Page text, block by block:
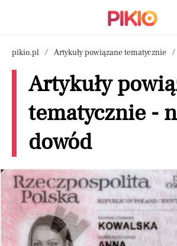
pikio.pl Artykuły powiązane tematycznie
Artykuły
tematycznie -
dowód